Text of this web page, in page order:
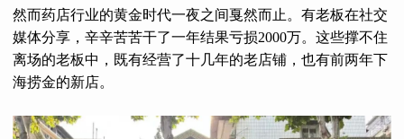
然而药店行业的黄金时代一夜之间戛然而止。有老板在社交
媒体分享，辛辛苦苦干了一年结果亏损2000万。这些撑不住
离场的老板中，既有经营了十几年的老店铺，也有前两年下
海捞金的新店。